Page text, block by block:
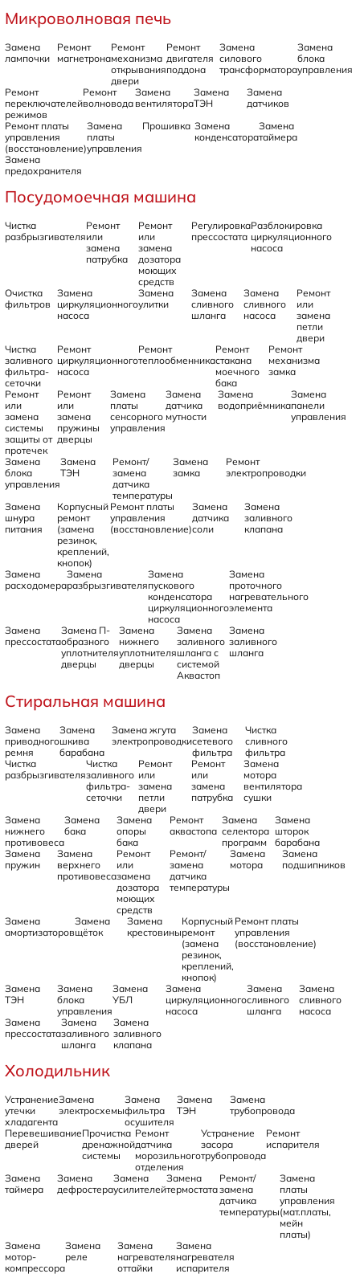
Микроволновая печь
Замена
лампочки
Ремонт
магнетрона
Ремонт
механизма
открывания
двери
Ремонт
двигателя
поддона
Замена
силового
трансформатора
Замена
блока
управления
Ремонт
переключателей
режимов
Ремонт
волновода
Замена
вентилятора
Замена
ТЭН
Замена
датчиков
Ремонт платы
управления
(восстановление)
Замена
платы
управления
Прошивка Замена
конденсатора
Замена
таймера
Замена
предохранителя
Посудомоечная машина
Чистка
разбрызгивателя
Ремонт
или
замена
патрубка
Ремонт
или
замена
дозатора
моющих
средств
Регулировка
прессостата
Разблокировка
циркуляционного
насоса
Очистка
фильтров
Замена
циркуляционного
насоса
Замена
улитки
Замена
сливного
шланга
Замена
сливного
насоса
Ремонт
или
замена
петли
двери
Чистка
заливного
фильтра-
сеточки
Ремонт
циркуляционного
насоса
Ремонт
теплообменника
Ремонт
стакана
моечного
бака
Ремонт
механизма
замка
Ремонт
или
замена
системы
защиты от
протечек
Ремонт
или
замена
пружины
дверцы
Замена
платы
сенсорного
управления
Замена
датчика
мутности
Замена
водоприёмника
Замена
панели
управления
Замена
блока
управления
Замена
ТЭН
Ремонт/
замена
датчика
температуры
Замена
замка
Ремонт
электропроводки
Замена
шнура
питания
Корпусный
ремонт
(замена
резинок,
креплений,
кнопок)
Ремонт платы
управления
(восстановление)
Замена
датчика
соли
Замена
заливного
клапана
Замена
расходомера
Замена
разбрызгивателя
Замена
пускового
конденсатора
циркуляционного
насоса
Замена
проточного
нагревательного
элемента
Замена
прессостата
Замена П-
образного
уплотнителя
дверцы
Замена
нижнего
уплотнителя
дверцы
Замена
заливного
шланга с
системой
Аквастоп
Замена
заливного
шланга
Стиральная машина
Замена
приводного
ремня
Замена
шкива
барабана
Замена жгута
электропроводки
Замена
сетевого
фильтра
Чистка
сливного
фильтра
Чистка
разбрызгивателя
Чистка
заливного
фильтра-
сеточки
Ремонт
или
замена
петли
двери
Ремонт
или
замена
патрубка
Замена
мотора
вентилятора
сушки
Замена
нижнего
противовеса
Замена
бака
Замена
опоры
бака
Ремонт
аквастопа
Замена
селектора
программ
Замена
шторок
барабана
Замена
пружин
Замена
верхнего
противовеса
Ремонт
или
замена
дозатора
моющих
средств
Ремонт/
замена
датчика
температуры
Замена
мотора
Замена
подшипников
Замена
амортизаторов
Замена
щёток
Замена
крестовины
Корпусный
ремонт
(замена
резинок,
креплений,
кнопок)
Ремонт платы
управления
(восстановление)
Замена
ТЭН
Замена
блока
управления
Замена
УБЛ
Замена
циркуляционного
насоса
Замена
сливного
шланга
Замена
сливного
насоса
Замена
прессостата
Замена
заливного
шланга
Замена
заливного
клапана
Холодильник
Устранение
утечки
хладагента
Замена
электросхемы
Замена
фильтра
осушителя
Замена
ТЭН
Замена
трубопровода
Перевешивание
дверей
Прочистка
дренажной
системы
Ремонт
датчика
морозильного
отделения
Устранение
засора
трубопровода
Ремонт
испарителя
Замена
таймера
Замена
дефростера
Замена
усилителей
Замена
термостата
Ремонт/
замена
датчика
температуры
Замена
платы
управления
(мат.платы,
мейн
платы)
Замена
мотор-
компрессора
Замена
реле
Замена
нагревателя
оттайки
Замена
нагревателя
испарителя